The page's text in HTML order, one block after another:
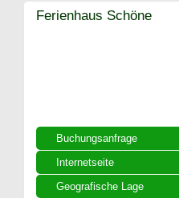
Buchungsanfrage
Internetseite
Geografische Lage
Ferienhaus Schöne